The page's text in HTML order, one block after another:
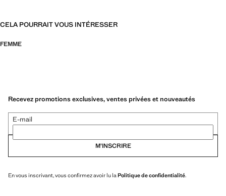
CELA POURRAIT VOUS INTÉRESSER
FEMME
Recevez promotions exclusives, ventes privées et nouveautés
E-mail
M’INSCRIRE
En vous inscrivant, vous confirmez avoir lu la Politique de confidentialité.